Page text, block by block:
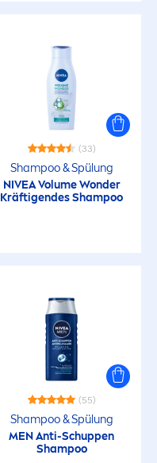
(33)
Shampoo & Spülung
NIVEAVolume Wonder
Kräftigendes Shampoo
(55)
Shampoo & Spülung
MENAnti-Schuppen
Shampoo